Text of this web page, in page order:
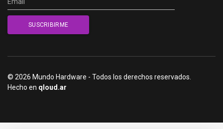
© 2026 Mundo Hardware - Todos los derechos reservados.
Hecho en qloud.ar